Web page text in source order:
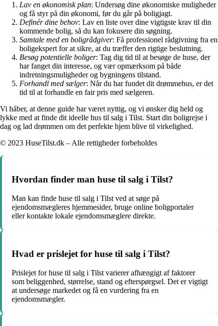
Lav en økonomisk plan: Undersøg dine økonomiske muligheder
og få styr på din økonomi, før du går på boligjagt.
Definér dine behov: Lav en liste over dine vigtigste krav til din
kommende bolig, så du kan fokusere din søgning.
Samtale med en boligrådgiver: Få professionel rådgivning fra en
boligekspert for at sikre, at du træffer den rigtige beslutning.
Besøg potentielle boliger: Tag dig tid til at besøge de huse, der
har fanget din interesse, og vær opmærksom på både
indretningsmuligheder og bygningens tilstand.
Forhandl med sælger: Når du har fundet dit drømmehus, er det
tid til at forhandle en fair pris med sælgeren.
Vi håber, at denne guide har været nyttig, og vi ønsker dig held og
lykke med at finde dit ideelle hus til salg i Tilst. Start din boligrejse i
dag og lad drømmen om det perfekte hjem blive til virkelighed.
© 2023 HuseTilst.dk – Alle rettigheder forbeholdes
Hvordan finder man huse til salg i Tilst?
Man kan finde huse til salg i Tilst ved at søge på
ejendomsmægleres hjemmesider, bruge online boligportaler
eller kontakte lokale ejendomsmæglere direkte.
Hvad er prislejet for huse til salg i Tilst?
Prislejet for huse til salg i Tilst varierer afhængigt af faktorer
som beliggenhed, størrelse, stand og efterspørgsel. Det er vigtigt
at undersøge markedet og få en vurdering fra en
ejendomsmægler.